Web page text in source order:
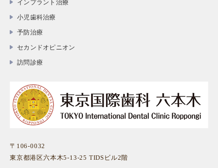
インプラント治療
小児歯科治療
予防治療
セカンドオピニオン
訪問診療
〒106-0032
東京都港区六本木5-13-25 TIDSビル2階